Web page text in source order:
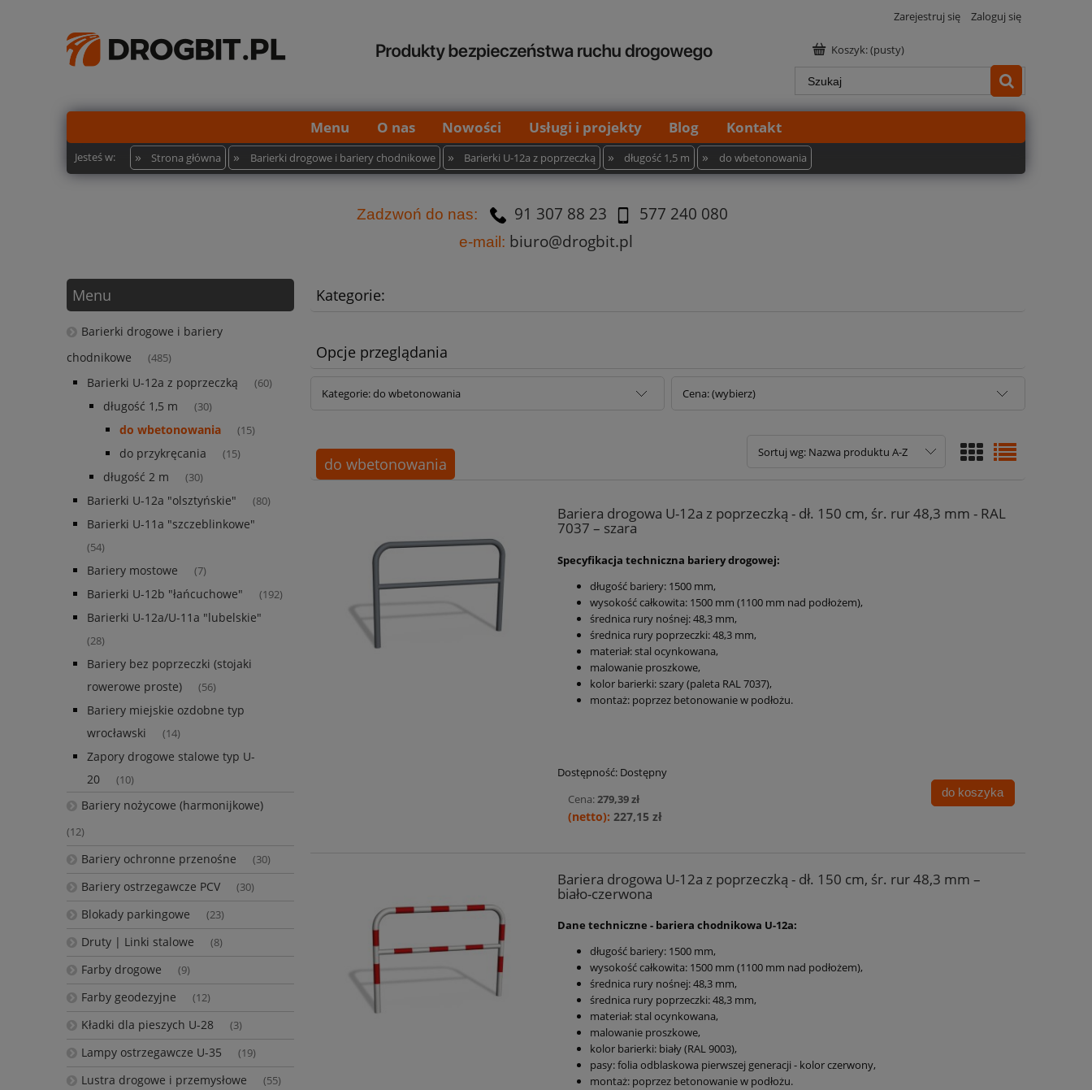
Zarejestruj się Zaloguj się
Koszyk:(pusty)
Menu O nas Nowości Usługi i projekty Blog Kontakt
Jesteś w: » Strona główna » Barierki drogowe i bariery chodnikowe » Barierki U-12a z poprzeczką » długość 1,5 m » do wbetonowania
Zadzwoń do nas: 91 307 88 23 577 240 080
e-mail: biuro@drogbit.pl
Menu
Barierki drogowe i bariery
chodnikowe
(485)
Barierki U-12a z poprzeczką (60)
długość 1,5 m (30)
do wbetonowania (15)
do przykręcania (15)
długość 2 m (30)
Barierki U-12a "olsztyńskie" (80)
Barierki U-11a "szczeblinkowe"
(54)
Bariery mostowe (7)
Barierki U-12b "łańcuchowe" (192)
Barierki U-12a/U-11a "lubelskie"
(28)
Bariery bez poprzeczki (stojaki
rowerowe proste)
(56)
Bariery miejskie ozdobne typ
wrocławski
(14)
Zapory drogowe stalowe typ U-
20
(10)
Bariery nożycowe (harmonijkowe)
(12)
Bariery ochronne przenośne (30)
Bariery ostrzegawcze PCV (30)
Blokady parkingowe (23)
Druty | Linki stalowe (8)
Farby drogowe (9)
Farby geodezyjne (12)
Kładki dla pieszych U-28 (3)
Lampy ostrzegawcze U-35 (19)
Lustra drogowe i przemysłowe (55)
Kategorie:
Opcje przeglądania
Kategorie: do wbetonowania Cena: (wybierz)
do wbetonowania
Sortuj wg: Nazwa produktu A-Z
Bariera drogowa U-12a z poprzeczką - dł. 150 cm, śr. rur 48,3 mm - RAL
7037 – szara
Specyfikacja techniczna bariery drogowej:
długość bariery: 1500 mm,
wysokość całkowita: 1500 mm (1100 mm nad podłożem),
średnica rury nośnej:48,3 mm,
średnica rury poprzeczki:48,3 mm,
materiał: stal ocynkowana,
malowanie proszkowe,
kolor barierki: szary (paleta RAL 7037),
montaż: poprzez betonowanie w podłożu.
Dostępność: Dostępny
Cena:279,39 zł
227,15 zł
do koszyka
Bariera drogowa U-12a z poprzeczką - dł. 150 cm, śr. rur 48,3 mm –
biało-czerwona
Dane techniczne - bariera chodnikowa U-12a:
długość bariery: 1500 mm,
wysokość całkowita: 1500 mm (1100 mm nad podłożem),
średnica rury nośnej:48,3 mm,
średnica rury poprzeczki:48,3 mm,
materiał: stal ocynkowana,
malowanie proszkowe,
kolor barierki: biały (RAL 9003),
pasy: folia odblaskowa pierwszej generacji - kolor czerwony,
montaż: poprzez betonowanie w podłożu.